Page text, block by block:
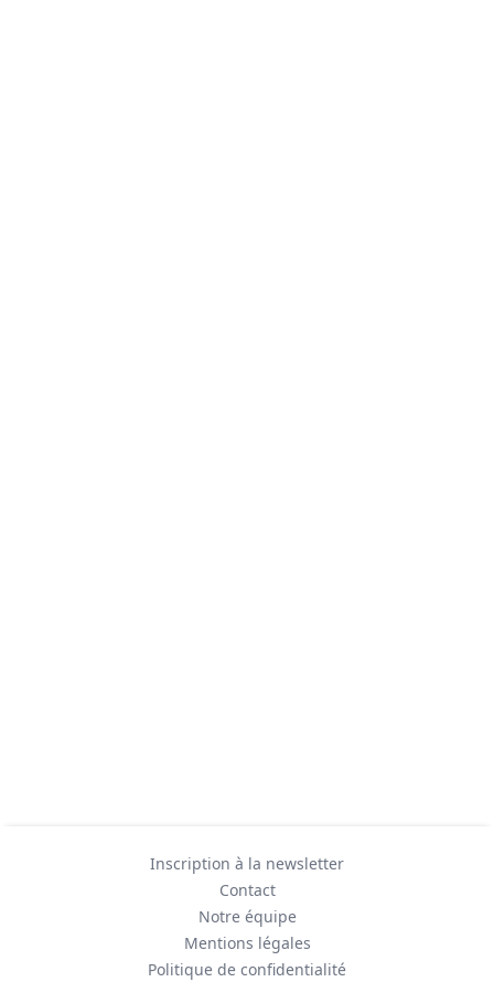
Inscription à la newsletter
Contact
Notre équipe
Mentions légales
Politique de confidentialité